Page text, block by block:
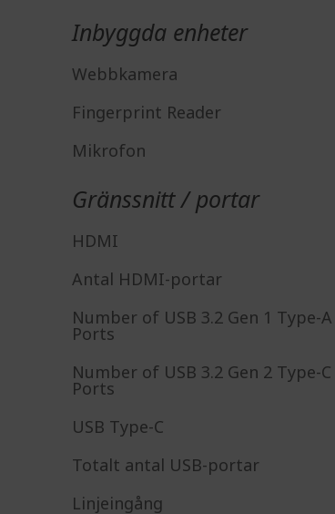
Inbyggda enheter
Webbkamera
Fingerprint Reader
Mikrofon
Gränssnitt / portar
HDMI
Antal HDMI-portar
Number of USB 3.2 Gen 1 Type-A
Ports
Number of USB 3.2 Gen 2 Type-C
Ports
USB Type-C
Totalt antal USB-portar
Linjeingång